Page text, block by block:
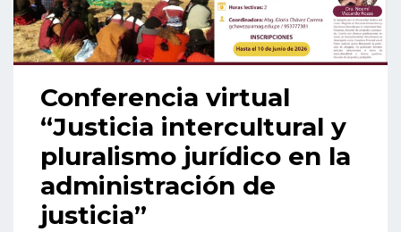
Conferencia virtual
“Justicia intercultural y
pluralismo jurídico en la
administración de
justicia”